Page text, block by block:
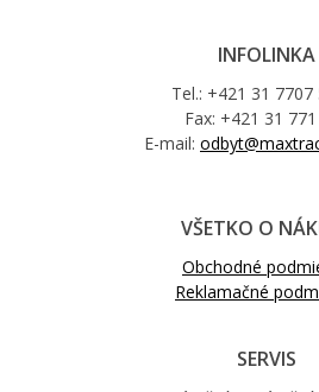
INFOLINKA
Tel.: +421 31 7707
Fax: +421 31
E-mail:
VŠETKO O
Obchodné
Reklamačné
SERVIS